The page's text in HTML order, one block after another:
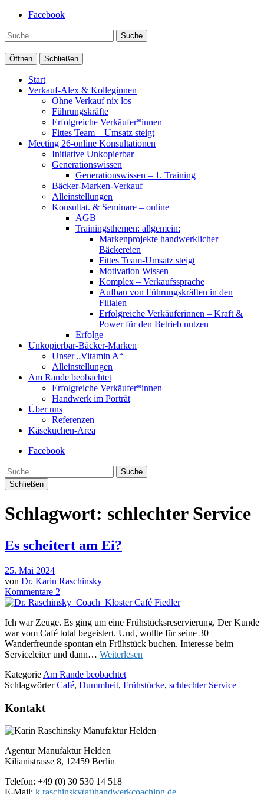
Facebook
Suche
Öffnen Schließen
Start
Verkauf-Alex & Kolleginnen
Ohne Verkauf nix los
Führungskräfte
Erfolgreiche Verkäufer*innen
Fittes Team – Umsatz steigt
Meeting 26-online Konsultationen
Initiative Unkopierbar
Generationswissen
Generationswissen – 1. Training
Bäcker-Marken-Verkauf
Alleinstellungen
Konsultat. & Seminare – online
AGB
Trainingsthemen: allgemein:
Markenprojekte handwerklicher
Bäckereien
Fittes Team-Umsatz steigt
Motivation Wissen
Komplex – Verkaufssprache
Aufbau von Führungskräften in den
Filialen
Erfolgreiche Verkäuferinnen – Kraft &
Power für den Betrieb nutzen
Erfolge
Unkopierbar-Bäcker-Marken
Unser „Vitamin A“
Alleinstellungen
Am Rande beobachtet
Erfolgreiche Verkäufer*innen
Handwerk im Porträt
Über uns
Referenzen
Käsekuchen-Area
Facebook
Suche
Schließen
Schlagwort: schlechter Service
Es scheitert am Ei?
25. Mai 2024
von Dr. Karin Raschinsky
Kommentare 2
Ich war Zeuge. Es ging um eine Frühstücksreservierung. Der Kunde
war vom Café total begeistert. Und, wollte für seine 30
Wanderfreunde spontan ein Frühstück buchen. Interesse beim
Serviceleiter und dann… Weiterlesen
Kategorie Am Rande beobachtet
SchlagwörterCafé, Dummheit, Frühstücke, schlechter Service
Kontakt
Agentur Manufaktur Helden
Kilianistrasse 8, 12459 Berlin
Telefon: +49 (0) 30 530 14 518